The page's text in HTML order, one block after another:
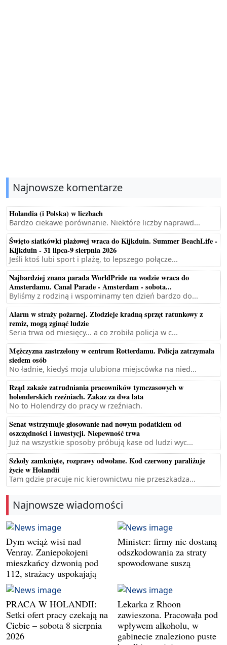
Najnowsze komentarze
Holandia (i Polska) w liczbach
Bardzo ciekawe porównanie. Niektóre liczby naprawd...
Święto siatkówki plażowej wraca do Kijkduin. Summer BeachLife -
Kijkduin - 31 lipca-9 sierpnia 2026
Jeśli ktoś lubi sport i plażę, to lepszego połącze...
Najbardziej znana parada WorldPride na wodzie wraca do
Amsterdamu. Canal Parade - Amsterdam - sobota...
Byliśmy z rodziną i wspominamy ten dzień bardzo do...
Alarm w straży pożarnej. Złodzieje kradną sprzęt ratunkowy z
remiz, mogą zginąć ludzie
Seria trwa od miesięcy... a co zrobiła policja w c...
Mężczyzna zastrzelony w centrum Rotterdamu. Policja zatrzymała
siedem osób
No ładnie, kiedyś moja ulubiona miejscówka na nied...
Rząd zakaże zatrudniania pracowników tymczasowych w
holenderskich rzeźniach. Zakaz za dwa lata
No to Holendrzy do pracy w rzeźniach.
Senat wstrzymuje głosowanie nad nowym podatkiem od
oszczędności i inwestycji. Niepewność trwa
Już na wszystkie sposoby próbują kase od ludzi wyc...
Szkoły zamknięte, rozprawy odwołane. Kod czerwony paraliżuje
życie w Holandii
Tam gdzie pracuje nic kierownictwu nie przeszkadza...
Najnowsze wiadomości
Dym wciąż wisi nad
Venray. Zaniepokojeni
mieszkańcy dzwonią pod
112, strażacy uspokajają
Minister: firmy nie dostaną
odszkodowania za straty
spowodowane suszą
PRACA W HOLANDII:
Setki ofert pracy czekają na
Ciebie – sobota 8 sierpnia
2026
Lekarka z Rhoon
zawieszona. Pracowała pod
wpływem alkoholu, w
gabinecie znaleziono puste